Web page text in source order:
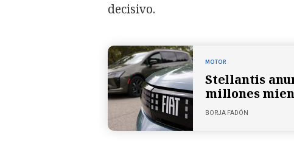
decisivo.
MOTOR
Stellantis
millones
BORJA FADÓN